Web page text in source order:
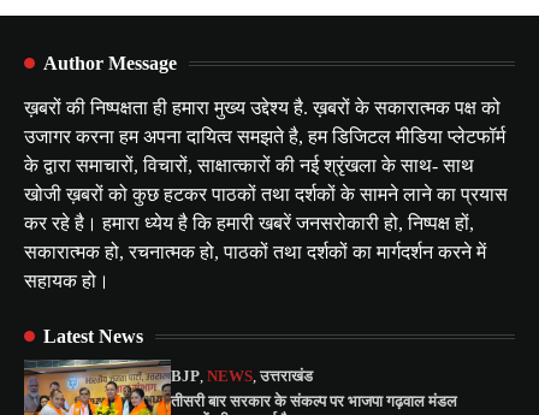
Author Message
ख़बरों की निष्पक्षता ही हमारा मुख्य उद्देश्य है. ख़बरों के सकारात्मक पक्ष को
उजागर करना हम अपना दायित्व समझते है, हम डिजिटल मीडिया प्लेटफॉर्म
के द्वारा समाचारों, विचारों, साक्षात्कारों की नई श्रृंखला के साथ- साथ
खोजी ख़बरों को कुछ हटकर पाठकों तथा दर्शकों के सामने लाने का प्रयास
कर रहे है। हमारा ध्येय है कि हमारी खबरें जनसरोकारी हो, निष्पक्ष हों,
सकारात्मक हो, रचनात्मक हो, पाठकों तथा दर्शकों का मार्गदर्शन करने में
सहायक हो।
Latest News
BJP,NEWS,उत्तराखंड
तीसरी बार सरकार के संकल्प पर भाजपा गढ़वाल मंडल